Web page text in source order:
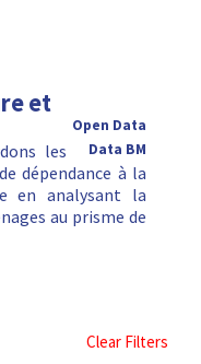
et
Open Data
Data BM
les
dépendance à la
en analysant la
au prisme de
Clear Filters